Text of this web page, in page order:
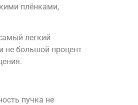
плёнками,
легкий
не большой процент
пучка не